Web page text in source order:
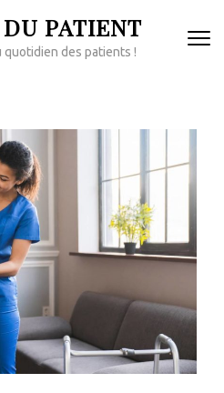
PATIENT
des patients !